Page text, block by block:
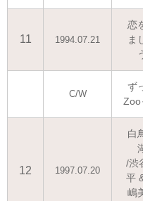
11 1994.07.21
恋
ま
C/W
ず
Zoo
12 1997.07.20
白
/渋
平
嶋